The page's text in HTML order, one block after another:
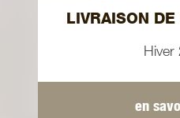
LIVRAISON
Hiver
en